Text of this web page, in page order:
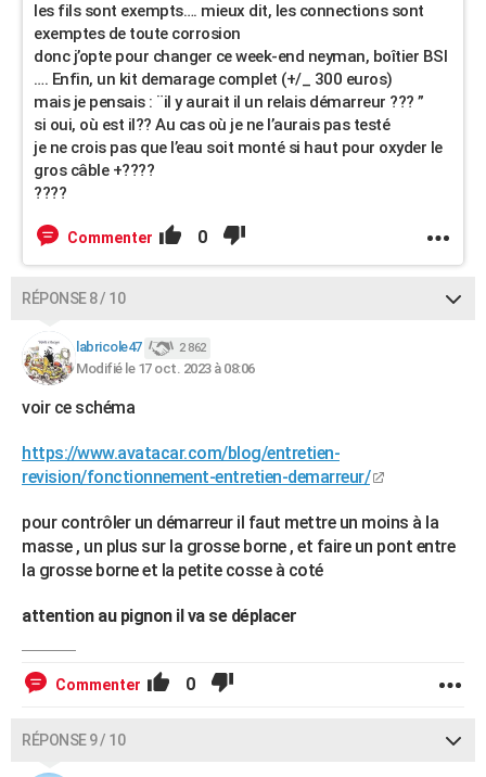
les fils sont exempts…. mieux dit, les connections sont
exemptes de toute corrosion
donc j’opte pour changer ce week-end neyman, boîtier BSI
…. Enfin, un kit demarage complet (+/_ 300 euros)
mais je pensais : ¨il y aurait il un relais démarreur ??? ”
si oui, où est il?? Au cas où je ne l’aurais pas testé
je ne crois pas que l’eau soit monté si haut pour oxyder le
gros câble +????
????
Commenter 0
RÉPONSE 8 / 10
labricole47 2 862
Modifié le 17 oct. 2023 à 08:06
voir ce schéma
https://www.avatacar.com/blog/entretien-
revision/fonctionnement-entretien-demarreur/
pour contrôler un démarreur il faut mettre un moins à la
masse , un plus sur la grosse borne , et faire un pont entre
la grosse borne et la petite cosse à coté
attention au pignon il va se déplacer
Commenter 0
RÉPONSE 9 / 10